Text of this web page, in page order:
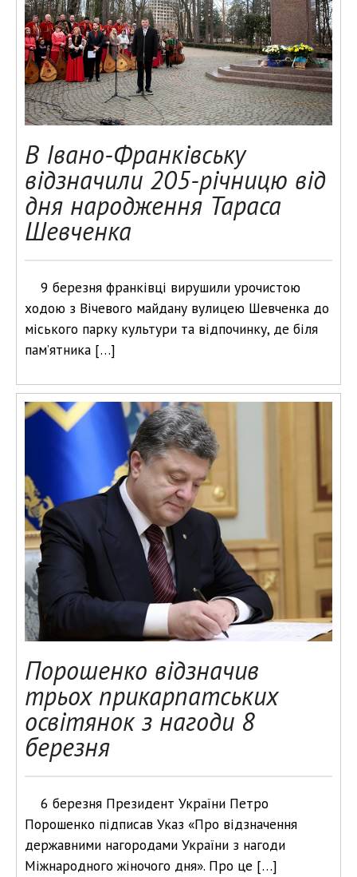
В Івано-Франківську
відзначили 205-річницю від
дня народження Тараса
Шевченка
9 березня франківці вирушили урочистою
ходою з Вічевого майдану вулицею Шевченка до
міського парку культури та відпочинку, де біля
пам’ятника […]
Порошенко відзначив
трьох прикарпатських
освітянок з нагоди 8
березня
6 березня Президент України Петро
Порошенко підписав Указ «Про відзначення
державними нагородами України з нагоди
Міжнародного жіночого дня». Про це […]